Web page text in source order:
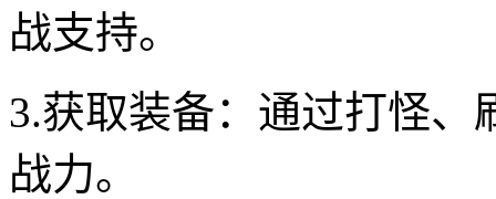
战支持。
3.获取装备：通过打怪
战力。